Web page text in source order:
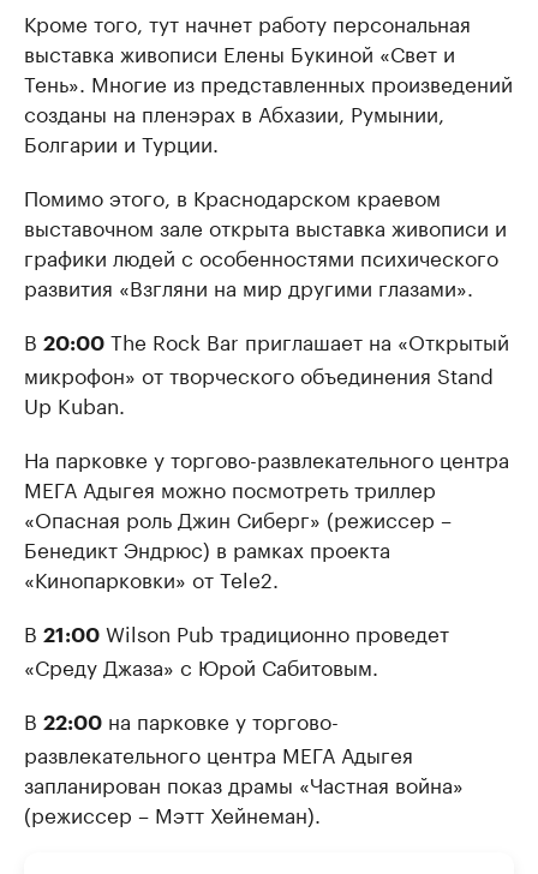
Кроме того, тут начнет работу персональная
выставка живописи Елены Букиной «Свет и
Тень». Многие из представленных произведений
созданы на пленэрах в Абхазии, Румынии,
Болгарии и Турции.
Помимо этого, в Краснодарском краевом
выставочном зале открыта выставка живописи и
графики людей с особенностями психического
развития «Взгляни на мир другими глазами».
В 20:00 The Rock Bar приглашает на «Открытый
микрофон» от творческого объединения Stand
Up Kuban.
На парковке у торгово-развлекательного центра
МЕГА Адыгея можно посмотреть триллер
«Опасная роль Джин Сиберг» (режиссер –
Бенедикт Эндрюс) в рамках проекта
«Кинопарковки» от Tele2.
В 21:00 Wilson Pub традиционно проведет
«Среду Джаза» с Юрой Сабитовым.
В 22:00 на парковке у торгово-
развлекательного центра МЕГА Адыгея
запланирован показ драмы «Частная война»
(режиссер – Мэтт Хейнеман).